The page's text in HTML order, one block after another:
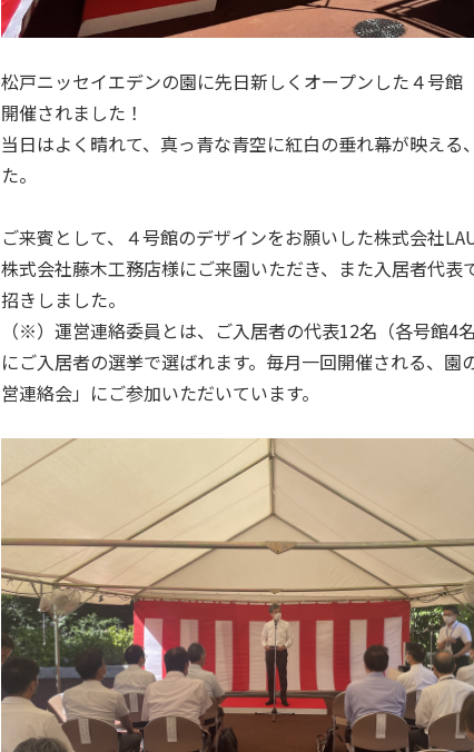
松戸ニッセイエデンの園に先日新しくオープンした４号
開催されました！
当日はよく晴れて、真っ青な青空に紅白の垂れ幕が映え
た。
ご来賓として、４号館のデザインをお願いした株式会社
株式会社藤木工務店様にご来園いただき、また入居者代
招きしました。
（※）運営連絡委員とは、ご入居者の代表12名（各号館4
にご入居者の選挙で選ばれます。毎月一回開催される、
営連絡会」にご参加いただいています。